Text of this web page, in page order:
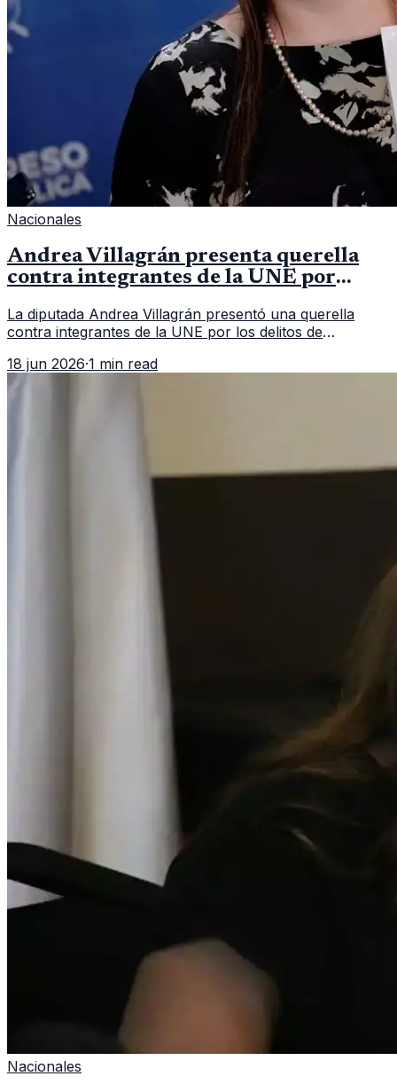
Nacionales
Andrea Villagrán presenta querella
contra integrantes de la UNE por
La diputada Andrea Villagrán presentó una querella
contra integrantes de la UNE por los delitos de
18 jun 2026·1 min read
Nacionales